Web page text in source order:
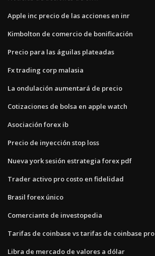
Apple inc precio de las acciones en inr
Kimbolton de comercio de bonificación
Precio para las águilas plateadas
Fx trading corp malasia
La ondulación aumentará de precio
Cotizaciones de bolsa en apple watch
Asociación forex ib
Precio de inyección stop loss
Nueva york sesión estrategia forex pdf
Trader activo pro costo en fidelidad
Brasil forex único
Comerciante de investopedia
Tarifas de coinbase vs tarifas de coinbase pro
Libra de mercado de valores a dólar